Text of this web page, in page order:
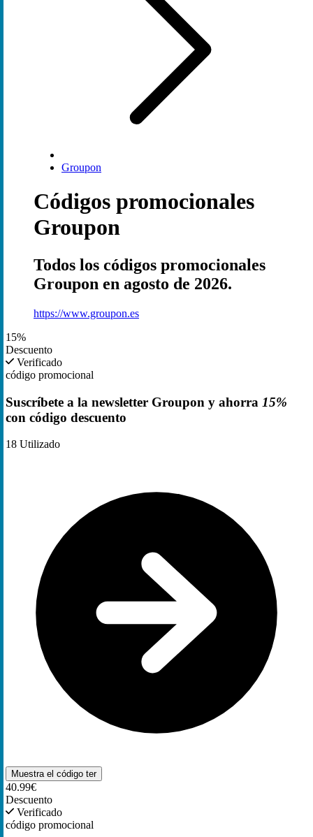
Groupon
Códigos promocionales
Groupon
Todos los códigos promocionales
Groupon en agosto de 2026.
https://www.groupon.es
15%
Descuento
Verificado
código promocional
Suscríbete a la newsletter Groupon y ahorra 15%
con código descuento
18 Utilizado
Muestra el código ter
40.99€
Descuento
Verificado
código promocional